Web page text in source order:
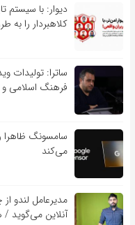
کلاهبردار را
ساترا: تولیدات
فرهنگ اسلامی و
سامسونگ ظاهرا
می‌کند
مدیرعامل لندو
آنلاین می‌گوید